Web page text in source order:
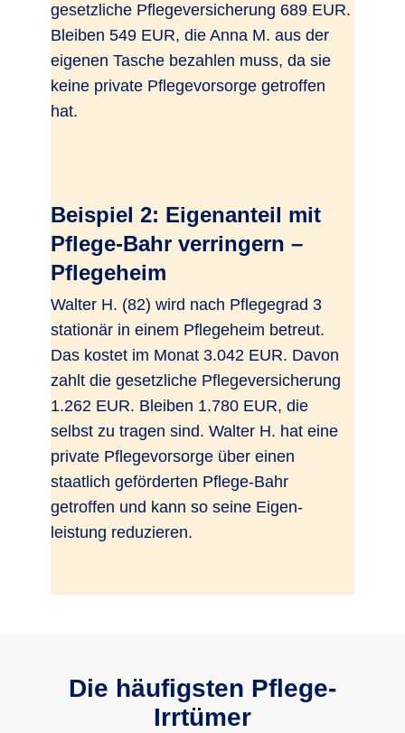
gesetzliche Pflegeversicherung 689 EUR.
Bleiben 549 EUR, die Anna M. aus der
eigenen Tasche bezahlen muss, da sie
keine private Pflegevorsorge getroffen
hat.
Beispiel 2: Eigenanteil mit
Pflege-Bahr verringern –
Pflegeheim
Walter H. (82) wird nach Pflegegrad 3
stationär in einem Pflegeheim betreut.
Das kostet im Monat 3.042 EUR. Davon
zahlt die gesetzliche Pflegeversicherung
1.262 EUR. Bleiben 1.780 EUR, die
selbst zu tragen sind. Walter H. hat eine
private Pflegevorsorge über einen
staatlich geförderten Pflege-Bahr
getroffen und kann so seine Eigen-
leistung reduzieren.
Die häufigsten Pflege-
Irrtümer